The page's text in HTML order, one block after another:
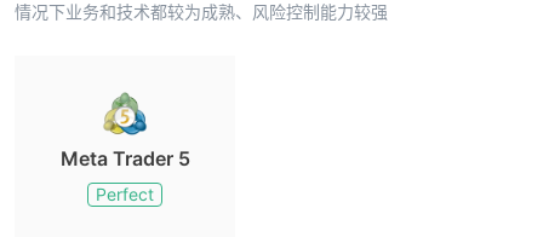
情况下业务和技术都较为成熟、风险控制能力较强
Meta Trader 5
Perfect